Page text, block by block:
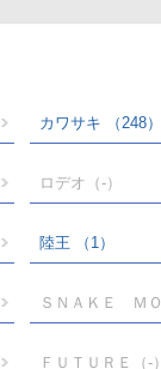
カワサキ （248）
ロデオ （-）
陸王 （1）
ＳＮＡＫＥ Ｍ
ＦＵＴＵＲＥ （-）